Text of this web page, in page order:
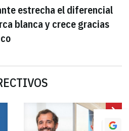
estrecha el diferencial
blanca y crece gracias
chevron_right